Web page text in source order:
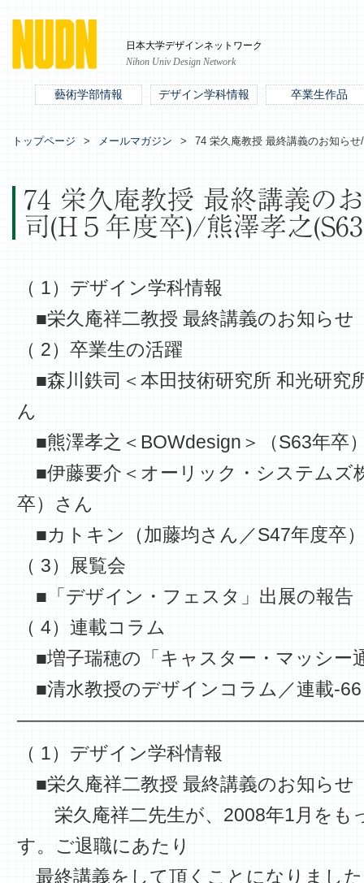
日本大学デザインネットワーク
Nihon Univ Design Network
藝術学部情報 デザイン学科情報 卒業生作品
トップページ メールマガジン 74 栄久庵教授 最終講義のお知ら
74 栄久庵教授 最終講義の
司(H５年度卒)/熊澤孝之
（ 1）デザイン学科情報
■栄久庵祥二教授 最終講義のお知らせ
（ 2）卒業生の活躍
■森川鉄司＜本田技術研究所 和光研究
ん
■熊澤孝之＜BOWdesign＞（S63年卒
■伊藤要介＜オーリック・システムズ
卒）さん
■カトキン（加藤均さん／S47年度卒
（ 3）展覧会
■「デザイン・フェスタ」出展の報告
（ 4）連載コラム
■増子瑞穂の「キャスター・マッシー
■清水教授のデザインコラム／連載-66
（ 1）デザイン学科情報
■栄久庵祥二教授 最終講義のお知らせ
栄久庵祥二先生が、2008年1月をも
す。ご退職にあたり
最終講義をして頂くことになりまし